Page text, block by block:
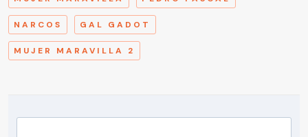
NARCOS GAL GADOT
MUJER MARAVILLA 2